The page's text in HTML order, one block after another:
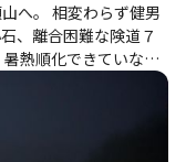
ず健男
、離合困難な険道７
ないけど、全然ペー